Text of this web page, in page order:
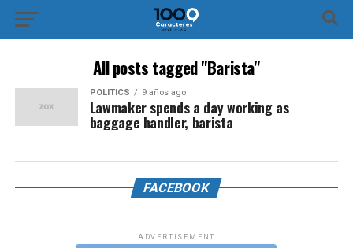
All posts tagged "Barista"
POLITICS 9 años ago
Lawmaker spends a day working as
baggage handler, barista
FACEBOOK
ADVERTISEMENT